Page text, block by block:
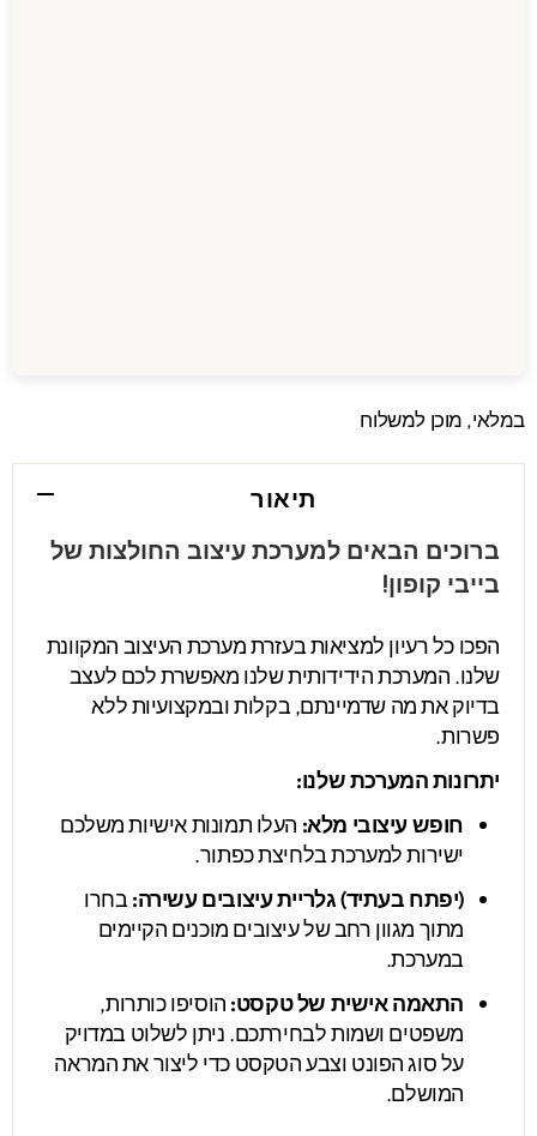
במלאי, מוכן למשלוח
תיאור
ברוכים הבאים למערכת עיצוב החולצות של
בייבי קופון!
הפכו כל רעיון למציאות בעזרת מערכת העיצוב המקוונת
שלנו. המערכת הידידותית שלנו מאפשרת לכם לעצב
בדיוק את מה שדמיינתם, בקלות ובמקצועיות ללא
פשרות.
יתרונות המערכת שלנו:
חופש עיצובי מלא:העלו תמונות אישיות משלכם
ישירות למערכת בלחיצת כפתור.
(יפתח בעתיד) גלריית עיצובים עשירה:בחרו
מתוך מגוון רחב של עיצובים מוכנים הקיימים
במערכת.
התאמה אישית של טקסט:הוסיפו כותרות,
משפטים ושמות לבחירתכם. ניתן לשלוט במדויק
על סוג הפונט וצבע הטקסט כדי ליצור את המראה
המושלם.